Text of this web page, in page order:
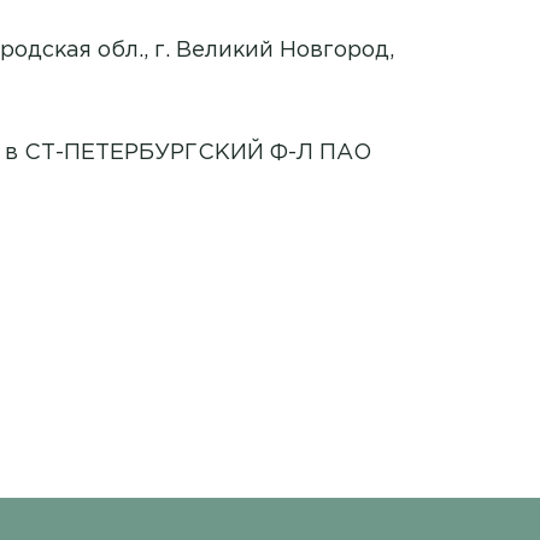
обл., г. Великий Новгород,
в СТ-ПЕТЕРБУРГСКИЙ Ф-Л ПАО